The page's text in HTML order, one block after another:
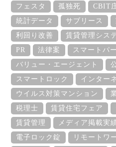
フェスタ 孤独死 CBIT
統計データ
サブリース
利回り改善
賃貸管理シス
PR
法律案 スマートパ
バリュー・エージェント
スマートロック
インター
ウイルス対策マンション
税理士
賃貸住宅フェア
賃貸管理
メディア掲載実
電子ロック錠
リモートワ